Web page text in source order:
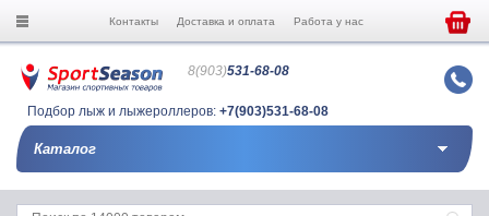
Контакты Доставка и оплата Работа у нас
8(903)531-68-08
Подбор лыж и лыжероллеров: +7(903)531-68-08
Каталог